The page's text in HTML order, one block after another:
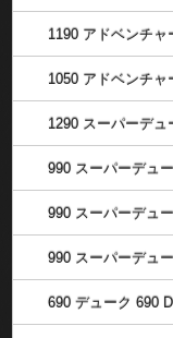
1190 アドベンチ
1050 アドベンチ
1290 スーパーデ
990 スーパーデュ
990 スーパーデュ
990 スーパーデュ
690 デューク 690